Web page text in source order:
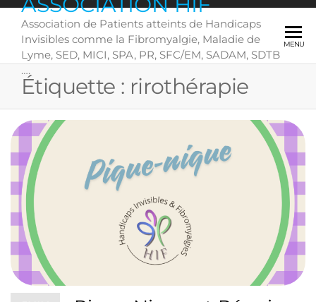
Skip
content
Association de Patients atteints de Handicaps
Invisibles comme la Fibromyalgie, Maladie de
Lyme, SED, MICI, SPA, PR, SFC/EM, SADAM, SDTB
….
MENU
Étiquette : rirothérapie